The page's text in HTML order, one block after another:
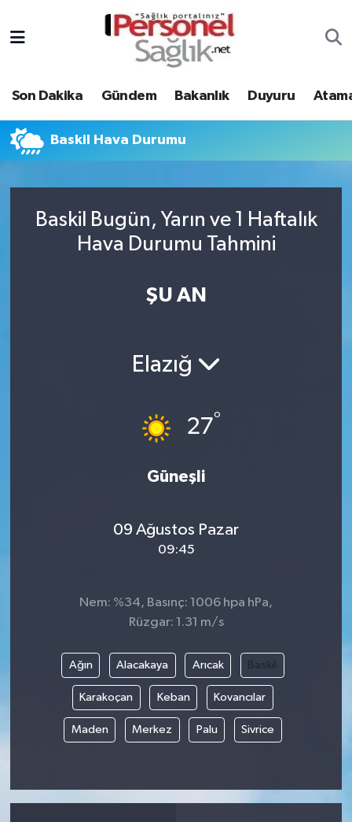
Son Dakika Gündem Bakanlık Duyuru
Baskil Hava Durumu
Baskil Bugün, Yarın ve 1 Haftalık
Hava Durumu Tahmini
ŞU AN
Elazığ
27°
Güneşli
09 Ağustos Pazar
09:45
Nem: %34, Basınç: 1006 hpa hPa,
Rüzgar: 1.31 m/s
Ağın Alacakaya Arıcak Baskil
Karakoçan Keban Kovancılar
Maden Merkez Palu Sivrice
Gündem
Bakanlık
Atamalar
Nöbetçi Eczaneler
Hava Durumu
Trafik Durumu
Tüm Manşetler